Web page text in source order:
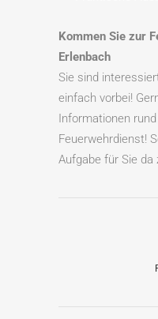
Kommen Sie zur
Erlenbach
Sie sind
einfach vorbei!
Informationen
Feuerwehrdienst!
Aufgabe für Sie da